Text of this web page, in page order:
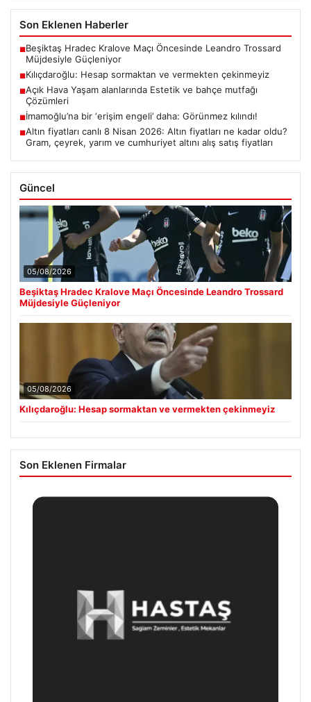
Son Eklenen Haberler
■Beşiktaş Hradec Kralove Maçı Öncesinde Leandro Trossard
Müjdesiyle Güçleniyor
■Kılıçdaroğlu: Hesap sormaktan ve vermekten çekinmeyiz
■Açık Hava Yaşam alanlarında Estetik ve bahçe mutfağı
Çözümleri
■İmamoğlu’na bir ‘erişim engeli’ daha: Görünmez kılındı!
■Altın fiyatları canlı 8 Nisan 2026: Altın fiyatları ne kadar oldu?
Gram, çeyrek, yarım ve cumhuriyet altını alış satış fiyatları
Güncel
05/08/2026
Beşiktaş Hradec Kralove Maçı Öncesinde Leandro Trossard
Müjdesiyle Güçleniyor
05/08/2026
Kılıçdaroğlu: Hesap sormaktan ve vermekten çekinmeyiz
Son Eklenen Firmalar